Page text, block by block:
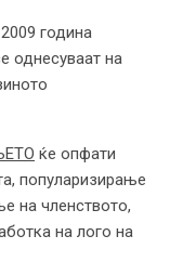
година
однесуваат на
ќе опфати
популаризирање
на членството,
на лого на